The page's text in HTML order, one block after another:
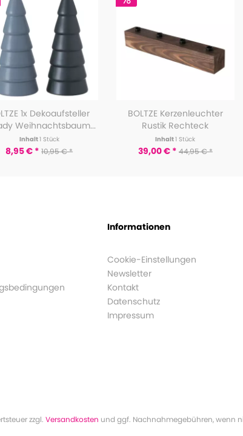
1x Dekoaufsteller
Weihnachtsbaum...
Inhalt1 Stück
8,95 € * 10,95 € *
BOLTZE Kerzenleuchter
Rustik Rechteck
50x10x8cm...
Inhalt1 Stück
39,00 € * 44,95 € *
Informationen
Cookie-Einstellungen
Newsletter
Kontakt
Datenschutz
Impressum
zzgl. Versandkosten und ggf. Nachnahmegebühren, wenn